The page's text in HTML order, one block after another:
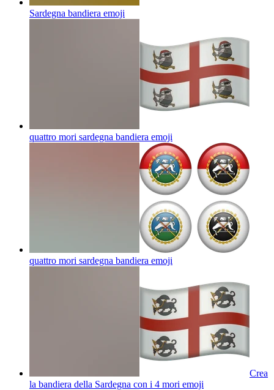
Sardegna bandiera emoji
quattro mori sardegna bandiera emoji
quattro mori sardegna bandiera emoji
Crea
la bandiera della Sardegna con i 4 mori emoji